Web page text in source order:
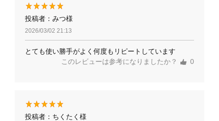
投稿者：みつ様
2026/03/02 21:13
とても使い勝手がよく何度もリピートしています
このレビューは参考になりましたか？
0
投稿者：ちくたく様